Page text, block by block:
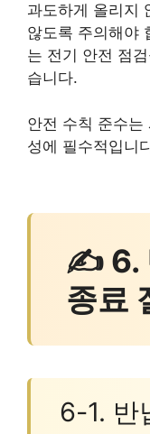
과도하게 올리지
않도록 주의해야
는 전기 안전 점
습니다.
안전 수칙 준수는
성에 필수적입니
✍ 6.
종료
6-1. 반